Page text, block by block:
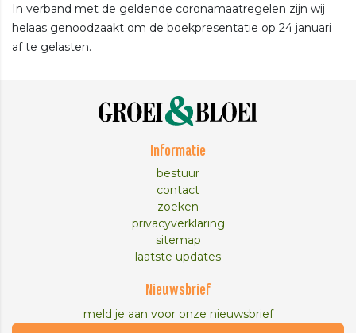
In verband met de geldende coronamaatregelen zijn wij
helaas genoodzaakt om de boekpresentatie op 24 januari
af te gelasten.
Informatie
bestuur
contact
zoeken
privacyverklaring
sitemap
laatste updates
Nieuwsbrief
meld je aan voor onze nieuwsbrief